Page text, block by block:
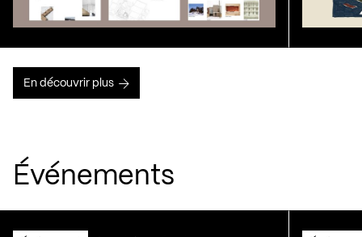
En découvrir plus
Événements